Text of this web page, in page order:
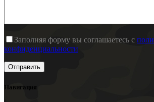
Заполняя форму вы соглашаетесь с
конфиденциальности
Навигация